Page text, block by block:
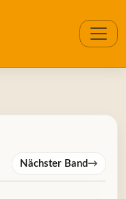
Nächster Band→